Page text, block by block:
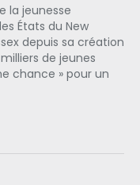
la jeunesse
États du New
depuis sa création
de jeunes
chance » pour un